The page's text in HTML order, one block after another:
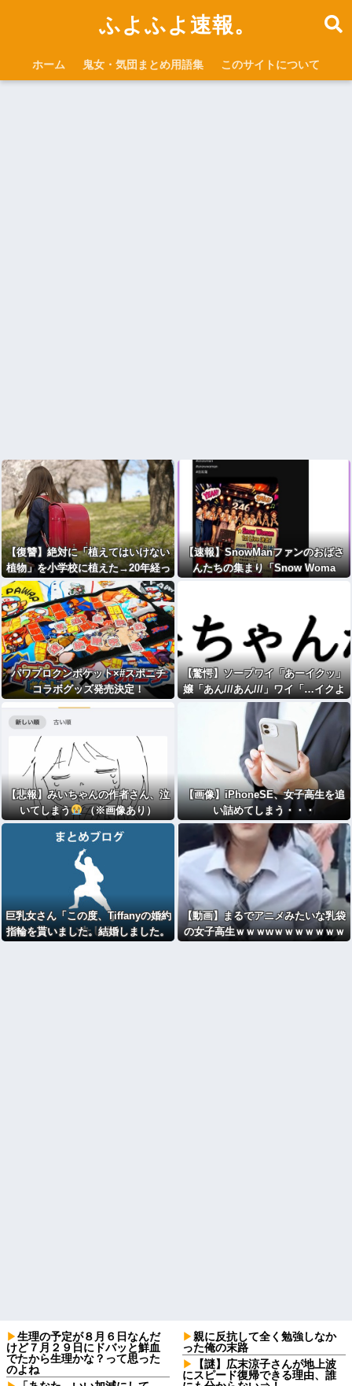
ふよふよ速報。
ホーム 鬼女・気団まとめ用語集 このサイトについて
【復讐】絶対に「植えてはいけない
植物」を小学校に植えた→20年経っ
て見に行くと…「！？」衝撃の光景
が・・・
【速報】SnowManファンのおばさ
んたちの集まり「Snow Woma
パワプロクンポケット×#スポニチ
コラボグッズ発売決定！
【驚愕】ソープワイ「あーイクッ」
嬢「あん///あん///」ワイ「…イクよ
ッ！」wwww
【悲報】みいちゃんの作者さん、泣
いてしまう
（※画像あり）
【画像】iPhoneSE、女子高生を追
い詰めてしまう・・・
巨乳女さん「この度、Tiffanyの婚約
指輪を貰いました。結婚しました。
【動画】まるでアニメみたいな乳袋
の女子高生ｗｗｗwｗｗｗｗｗｗｗ
生理の予定が８月６日なんだ
けど７月２９日にドバッと鮮血
でたから生理かな？って思った
のよね
親に反抗して全く勉強しなか
った俺の末路
【謎】広末涼子さんが地上波
にスピード復帰できる理由、誰